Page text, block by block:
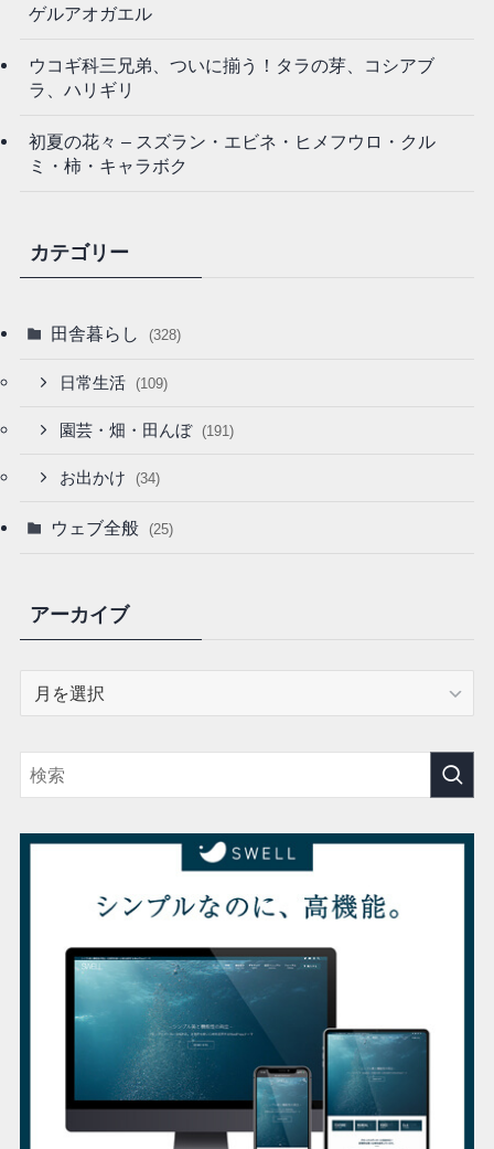
ゲルアオガエル
ウコギ科三兄弟、ついに揃う！タラの芽、コシアブ
ラ、ハリギリ
初夏の花々 – スズラン・エビネ・ヒメフウロ・クル
ミ・柿・キャラボク
カテゴリー
田舎暮らし (328)
日常生活 (109)
園芸・畑・田んぼ (191)
お出かけ (34)
ウェブ全般 (25)
アーカイブ
イ
ブ